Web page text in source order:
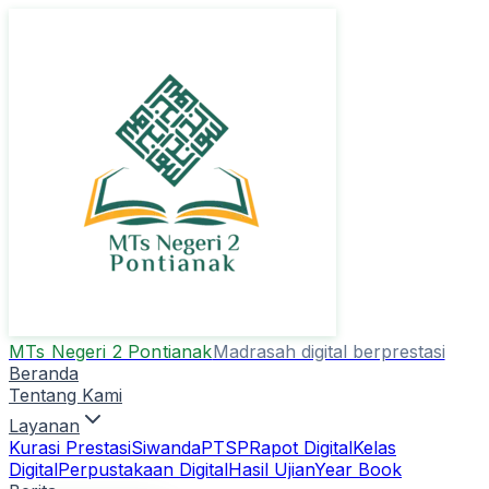
MTs Negeri 2 PontianakMadrasah digital berprestasi
Beranda
Tentang Kami
Layanan
Kurasi PrestasiSiwandaPTSPRapot DigitalKelas
DigitalPerpustakaan DigitalHasil UjianYear Book